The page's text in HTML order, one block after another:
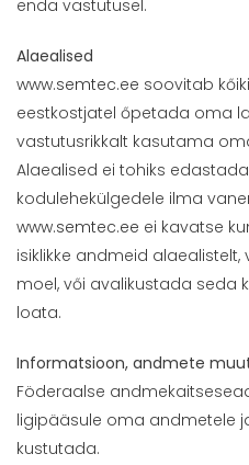
enda vastutusel.
Alaealised
www.semtec.ee soovitab
eestkostjatel őpetada oma
vastutusrikkalt kasutama
Alaealised ei tohiks
kodulehekülgedele ilma
www.semtec.ee ei kavatse
isiklikke andmeid
moel, vői avalikustada seda
loata.
Informatsioon, andmete
Föderaalse
ligipääsule oma andmetele
kustutada.